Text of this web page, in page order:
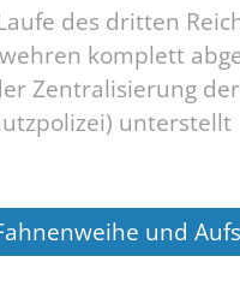
des dritten
komplett
Zentralisierung
unterstellt
und